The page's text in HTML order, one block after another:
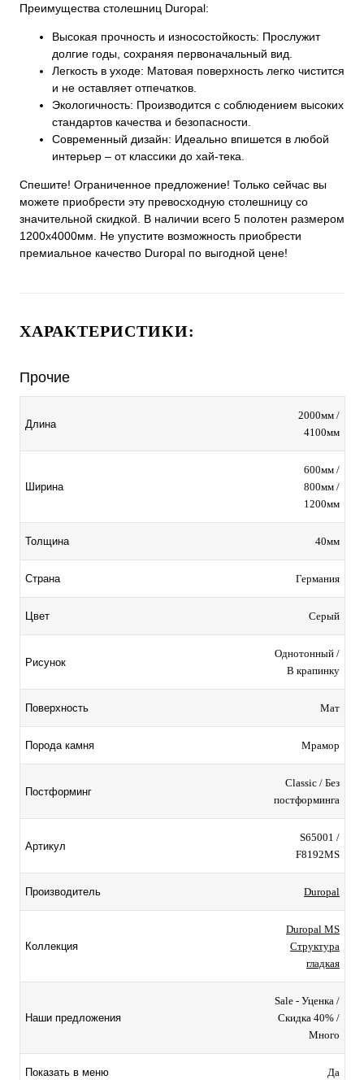
Преимущества столешниц Duropal:
Высокая прочность и износостойкость: Прослужит
долгие годы, сохраняя первоначальный вид.
Легкость в уходе: Матовая поверхность легко чистится
и не оставляет отпечатков.
Экологичность: Производится с соблюдением высоких
стандартов качества и безопасности.
Современный дизайн: Идеально впишется в любой
интерьер – от классики до хай-тека.
Спешите! Ограниченное предложение! Только сейчас вы
можете приобрести эту превосходную столешницу со
значительной скидкой. В наличии всего 5 полотен размером
1200х4000мм. Не упустите возможность приобрести
премиальное качество Duropal по выгодной цене!
ХАРАКТЕРИСТИКИ:
Прочие
Длина
2000мм /
4100мм
Ширина
600мм /
800мм /
1200мм
Толщина 40мм
Страна Германия
Цвет Серый
Рисунок
Однотонный /
В крапинку
Поверхность Мат
Порода камня Мрамор
Постформинг
Classic / Без
постформинга
Артикул
S65001 /
F8192MS
Производитель Duropal
Коллекция
Duropal MS
Структура
гладкая
Наши предложения
Sale - Уценка /
Скидка 40% /
Много
Показать в меню Да